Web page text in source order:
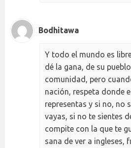
Bodhitawa
Y todo el mundo es
dé la gana, de su
comunidad, pero
nación, respeta donde
representas y si no, no
vayas, si no te sientes
compite con la que te
sana de ver a ingleses,